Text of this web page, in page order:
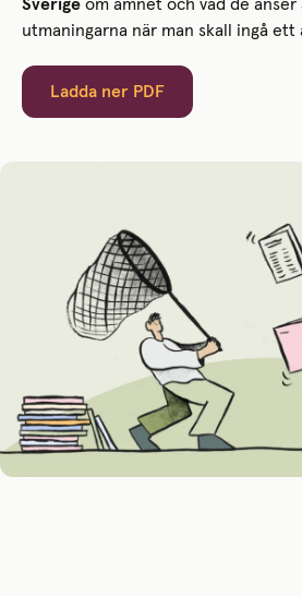
Sverige om ämnet och vad de anser
utmaningarna när man skall ingå ett
Ladda ner PDF